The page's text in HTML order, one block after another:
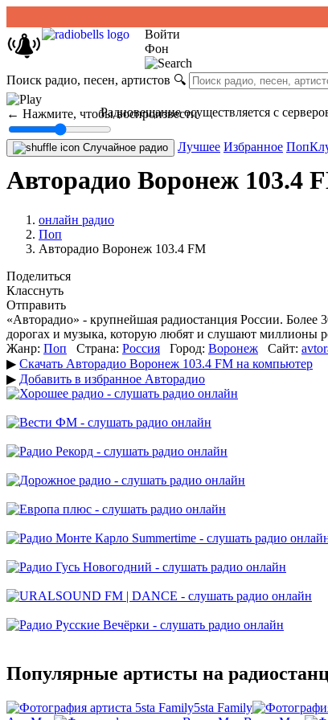
Войти
Фон
Поиск радио, песен, артистов 🔍
← Нажмите, чтобы воспроизвести
Случайное радио Лучшее Избранное Поп
Радиовещание осуществляется с
Авторадио Воронеж 103.4
онлайн радио
Поп
Авторадио Воронеж 103.4 FM
Поделиться
Класснуть
Отправить
«Авторадио» - крупнейшая радиостанция России.
дорогах и музыка, которую любят и слушают миллионы
Жанр: Поп Страна: Россия Город: Воронеж Сайт:
▶ Скачать Авторадио Воронеж 103.4 FM на компьютер
▶ Добавить в избранное Авторадио
Популярные артисты на
5sta Family